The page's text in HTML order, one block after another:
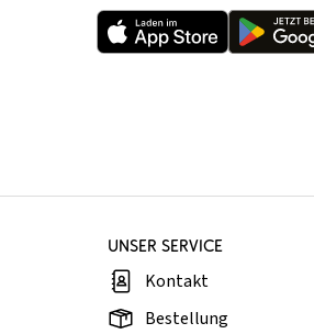
UNSER SERVICE
Kontakt
Bestellung